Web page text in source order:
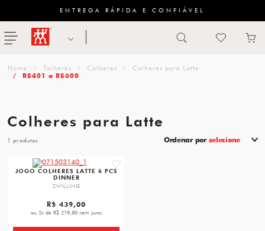
ENTREGA RÁPIDA E CONFIÁVEL
menu ZWILLING
de
FACAS
TESOURAS
Talheres Colheres
Colheres para Latte
R$401 a R$600
Colheres para Latte
Ordenar por selecione
1
favorite
JOGO COLHERES LATTE 6 PCS
DINNER
ZWILLING
R$ 439,00
ou 2x de R$ 219,50 sem juros